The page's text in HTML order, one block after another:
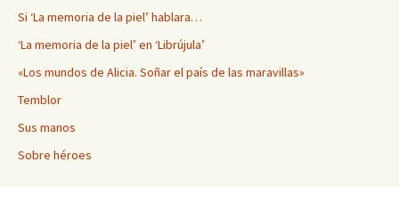
Si ‘La memoria de la piel’ hablara…
‘La memoria de la piel’ en ‘Librújula’
«Los mundos de Alicia. Soñar el país de las maravillas»
Temblor
Sus manos
Sobre héroes